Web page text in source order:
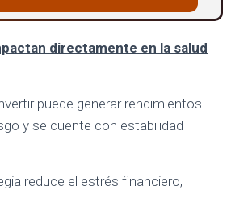
directamente en la salud
puede generar rendimientos
y se cuente con estabilidad
reduce el estrés financiero,